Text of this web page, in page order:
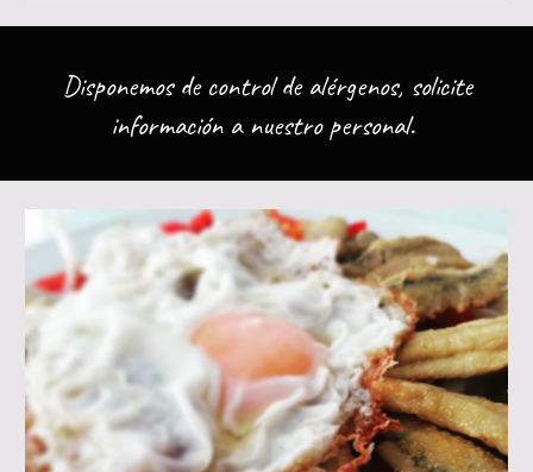
Disponemos de control de alérgenos, solicite
información a nuestro personal.